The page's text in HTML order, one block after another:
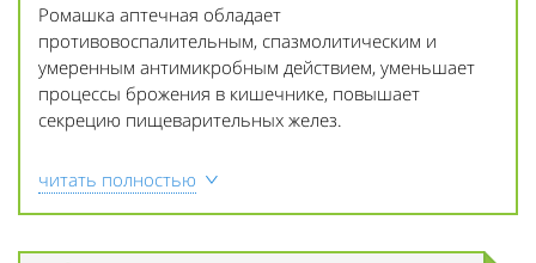
Ромашка аптечная обладает
противовоспалительным, спазмолитическим и
умеренным антимикробным действием, уменьшает
процессы брожения в кишечнике, повышает
секрецию пищеварительных желез.
читать полностью